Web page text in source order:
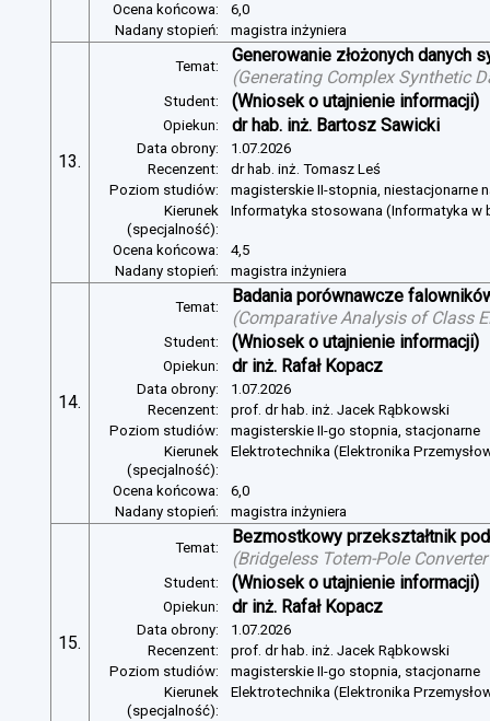
Ocena końcowa:
6,0
Nadany stopień:
magistra inżyniera
13.
Temat:
Generowanie złożonych danych
(Generating Complex Synthetic
Student: (Wniosek o utajnienie informacji)
Opiekun: dr hab. inż. Bartosz Sawicki
Data obrony:
1.07.2026
Recenzent:
dr hab. inż. Tomasz Leś
Poziom studiów:
magisterskie II-stopnia, niestacjonarne
Kierunek
(specjalność):
Informatyka stosowana (Informatyka w
Ocena końcowa:
4,5
Nadany stopień:
magistra inżyniera
14.
Temat:
Badania porównawcze
(Comparative Analysis of Class
Student: (Wniosek o utajnienie informacji)
Opiekun: dr inż. Rafał Kopacz
Data obrony:
1.07.2026
Recenzent:
prof. dr hab. inż. Jacek Rąbkowski
Poziom studiów:
magisterskie II-go stopnia, stacjonarne
Kierunek
(specjalność):
Elektrotechnika (Elektronika
Ocena końcowa:
6,0
Nadany stopień:
magistra inżyniera
15.
Temat:
Bezmostkowy przekształtnik
(Bridgeless Totem-Pole
Student: (Wniosek o utajnienie informacji)
Opiekun: dr inż. Rafał Kopacz
Data obrony:
1.07.2026
Recenzent:
prof. dr hab. inż. Jacek Rąbkowski
Poziom studiów:
magisterskie II-go stopnia, stacjonarne
Kierunek
(specjalność):
Elektrotechnika (Elektronika